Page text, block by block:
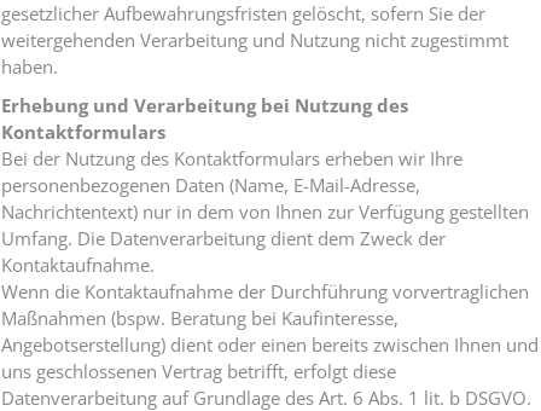
gesetzlicher Aufbewahrungsfristen gelöscht, sofern Sie der
weitergehenden Verarbeitung und Nutzung nicht zugestimmt
haben.
Erhebung und Verarbeitung bei Nutzung des
Kontaktformulars
Bei der Nutzung des Kontaktformulars erheben wir Ihre
personenbezogenen Daten (Name, E-Mail-Adresse,
Nachrichtentext) nur in dem von Ihnen zur Verfügung gestellten
Umfang. Die Datenverarbeitung dient dem Zweck der
Kontaktaufnahme.
Wenn die Kontaktaufnahme der Durchführung vorvertraglichen
Maßnahmen (bspw. Beratung bei Kaufinteresse,
Angebotserstellung) dient oder einen bereits zwischen Ihnen und
uns geschlossenen Vertrag betrifft, erfolgt diese
Datenverarbeitung auf Grundlage des Art. 6 Abs. 1 lit. b DSGVO.